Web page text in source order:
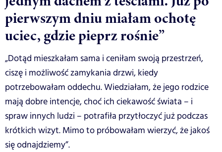
pierwszym dniu miałam ochotę
uciec, gdzie pieprz rośnie”
„Dotąd mieszkałam sama i ceniłam swoją przestrzeń,
ciszę i możliwość zamykania drzwi, kiedy
potrzebowałam oddechu. Wiedziałam, że jego rodzice
mają dobre intencje, choć ich ciekawość świata – i
spraw innych ludzi – potrafiła przytłoczyć już podczas
krótkich wizyt. Mimo to próbowałam wierzyć, że jakoś
się odnajdziemy”.